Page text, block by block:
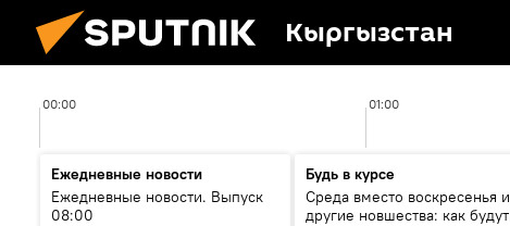
Кыргызстан
00:00 01:00
Ежедневные новости
Ежедневные новости. Выпуск
08:00
Будь в курсе
Среда вместо воскресенья и
другие новшества: как будут